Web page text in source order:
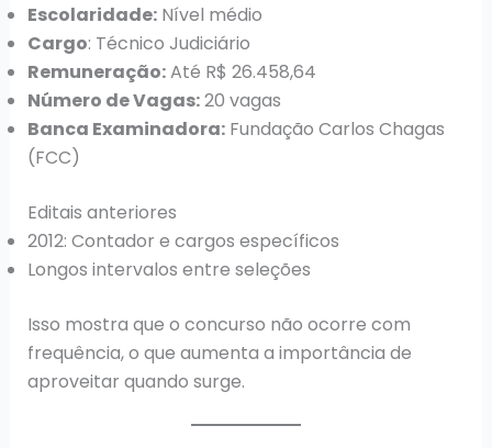
Escolaridade:Nível médio
Cargo: Técnico Judiciário
Remuneração:Até R$ 26.458,64
Número de Vagas:20 vagas
Banca Examinadora:Fundação Carlos Chagas
(FCC)
Editais anteriores
2012: Contador e cargos específicos
Longos intervalos entre seleções
Isso mostra que o concurso não ocorre com
frequência, o que aumenta a importância de
aproveitar quando surge.